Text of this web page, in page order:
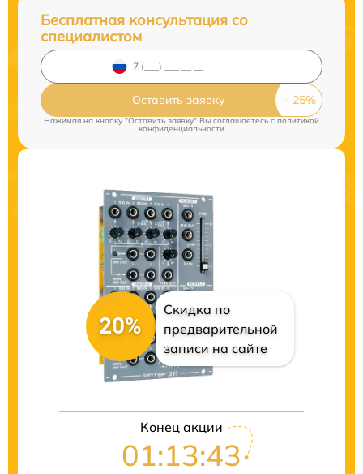
Бесплатная консультация со
специалистом
Оставить заявку
Нажимая на кнопку "Оставить заявку" Вы соглашаетесь cполитикой
конфиденциальности
20%
Скидка по
предварительной
записи на сайте
Конец акции
01:13:43